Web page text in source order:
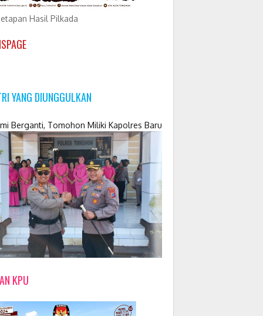
Hasil Pilkada
YANG DIUNGGULKAN
Berganti, Tomohon Miliki Kapolres Baru
KPU